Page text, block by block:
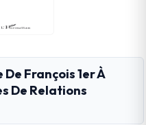
De François 1er À
De Relations